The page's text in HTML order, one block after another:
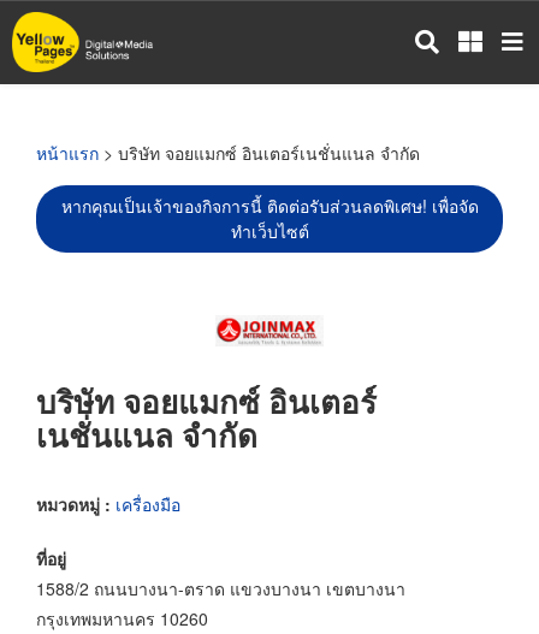
ข้าม
ไป
หน้าแรก > บริษัท จอยแมกซ์ อินเตอร์เนชั่นแนล จำกัด
หากคุณเป็นเจ้าของกิจการนี้ ติดต่อรับส่วนลดพิเศษ! เพื่อจัด
ทำเว็บไซต์
บริษัท จอยแมกซ์ อินเตอร์
เนชั่นแนล จำกัด
หมวดหมู่ : เครื่องมือ
ที่อยู่
1588/2 ถนนบางนา-ตราด แขวงบางนา เขตบางนา
กรุงเทพมหานคร 10260